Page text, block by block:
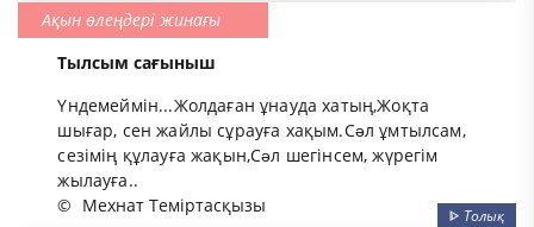
Ақын өлеңдері жинағы
Тылсым сағыныш
Үндемеймін...Жолдаған ұнауда хатың,Жоқта
шығар, сен жайлы сұрауға хақым.Сəл ұмтылсам,
сезімің құлауға жақын,Сəл шегінсем, жүрегім
жылауға..
© Мехнат Теміртасқызы ᐈ Толық